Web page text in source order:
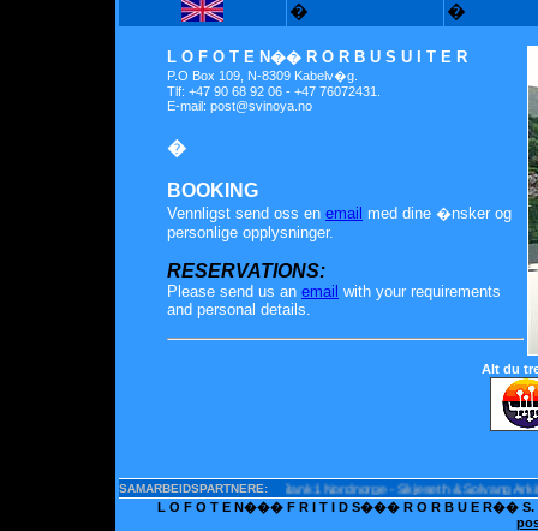
� �
L O F O T E N�� R O R B U S U I T E R
P.O Box 109, N-8309 Kabelv�g.
Tlf: +47 90 68 92 06 - +47 76072431.
E-mail: post@svinoya.no
�
BOOKING
Vennligst send oss en email med dine �nsker og
personlige opplysninger.
RESERVATIONS:
Please send us an email with your requirements
and personal details.
Alt du
SAMARBEIDSPARTNERE:SpareBank1 Nordnorge - Skjeseth & Solvang
L O F O T E N��� F R I T I D S��� R O R B U E R�� S.